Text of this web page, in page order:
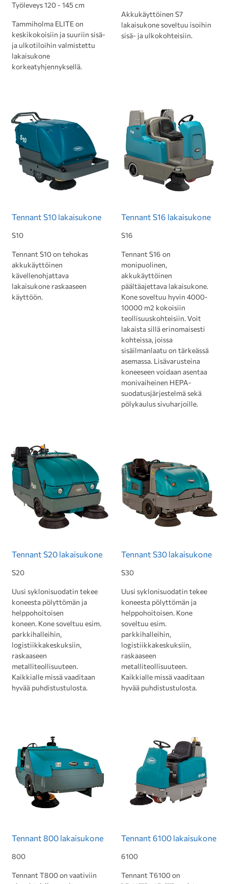
Työleveys 120 - 145 cm
Tammiholma ELITE on
keskikokoisiin ja suuriin sisä-
ja ulkotiloihin valmistettu
lakaisukone
korkeatyhjennyksellä.
Akkukäyttöinen S7
lakaisukone soveltuu isoihin
sisä- ja ulkokohteisiin.
Tennant S10 lakaisukone
S10
Tennant S10 on tehokas
akkukäyttöinen
kävellenohjattava
lakaisukone raskaaseen
käyttöön.
Tennant S16 lakaisukone
S16
Tennant S16 on
monipuolinen,
akkukäyttöinen
päältäajettava lakaisukone.
Kone soveltuu hyvin 4000-
10000 m2 kokoisiin
teollisuuskohteisiin. Voit
lakaista sillä erinomaisesti
kohteissa, joissa
sisäilmanlaatu on tärkeässä
asemassa. Lisävarusteina
koneeseen voidaan asentaa
monivaiheinen HEPA-
suodatusjärjestelmä sekä
pölykaulus sivuharjoille.
Tennant S20 lakaisukone
S20
Uusi syklonisuodatin tekee
koneesta pölyttömän ja
helppohoitoisen
koneen. Kone soveltuu esim.
parkkihalleihin,
logistiikkakeskuksiin,
raskaaseen
metalliteollisuuteen.
Kaikkialle missä vaaditaan
hyvää puhdistustulosta.
Tennant S30 lakaisukone
S30
Uusi syklonisuodatin tekee
koneesta pölyttömän ja
helppohoitoisen. Kone
soveltuu esim.
parkkihalleihin,
logistiikkakeskuksiin,
raskaaseen
metalliteollisuuteen.
Kaikkialle missä vaaditaan
hyvää puhdistustulosta.
Tennant 800 lakaisukone
800
Tennant T800 on vaativiin
Tennant 6100 lakaisukone
6100
Tennant T6100 on